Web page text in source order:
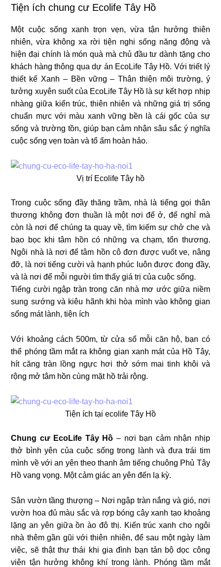
Tiện ích chung cư Ecolife Tây Hồ
Một cuộc sống xanh trọn vẹn, vừa tận hưởng thiên
nhiên, vừa không xa rời tiện nghi sống năng động và
hiện đại chính là món quà mà chủ đầu tư dành tặng cho
khách hàng thông qua dự án EcoLife Tây Hồ. Với triết lý
thiết kế Xanh – Bền vững – Thân thiện môi trường, ý
tưởng xuyên suốt của EcoLife Tây Hồ là sự kết hợp nhịp
nhàng giữa kiến trúc, thiên nhiên và những giá trị sống
chuẩn mực với màu xanh vững bền là cái gốc của sự
sống và trường tồn, giúp bạn cảm nhận sâu sắc ý nghĩa
cuộc sống vẹn toàn và tổ ấm hoàn hảo.
Vị trí Ecolife Tây hồ
Trong cuộc sống đầy thăng trầm, nhà là tiếng gọi thân
thương không đơn thuần là một nơi để ở, để nghỉ mà
còn là nơi để chúng ta quay về, tìm kiếm sự chở che và
bao bọc khi tâm hồn có những va chạm, tổn thương.
Ngôi nhà là nơi để tâm hồn cô đơn được vuốt ve, nâng
đỡ, là nơi tiếng cười và hạnh phúc luôn được đong đầy,
và là nơi để mỗi người tìm thấy giá trị của cuộc sống.
Tiếng cười ngập tràn trong căn nhà mơ ước giữa niềm
sung sướng và kiêu hãnh khi hòa mình vào không gian
sống mát lành, tiện ích
Với khoảng cách 500m, từ cửa sổ mỗi căn hộ, bạn có
thể phóng tầm mắt ra không gian xanh mát của Hồ Tây,
hít căng tràn lồng ngực hơi thở sớm mai tinh khôi và
rộng mở tâm hồn cùng mặt hồ trải rộng.
Tiện ích tại ecolife Tây Hồ
Chung cư EcoLife Tây Hồ – nơi bạn cảm nhận nhịp
thở bình yên của cuộc sống trong lành và đưa trái tim
mình về với an yên theo thanh âm tiếng chuông Phủ Tây
Hồ vang vọng. Một cảm giác an yên đến lạ kỳ.
Sân vườn tầng thượng – Nơi ngập tràn nắng và gió, nơi
vườn hoa đủ màu sắc và rợp bóng cây xanh tạo khoảng
lặng an yên giữa ồn ào đô thị. Kiến trúc xanh cho ngôi
nhà thêm gần gũi với thiên nhiên, để sau một ngày làm
việc, sẽ thật thư thái khi gia đình bạn tản bộ dọc công
viên tận hưởng không khí trong lành. Phóng tầm mắt